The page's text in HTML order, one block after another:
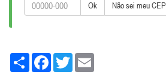
Ok Não sei meu CEP
Share FacebookTwitter